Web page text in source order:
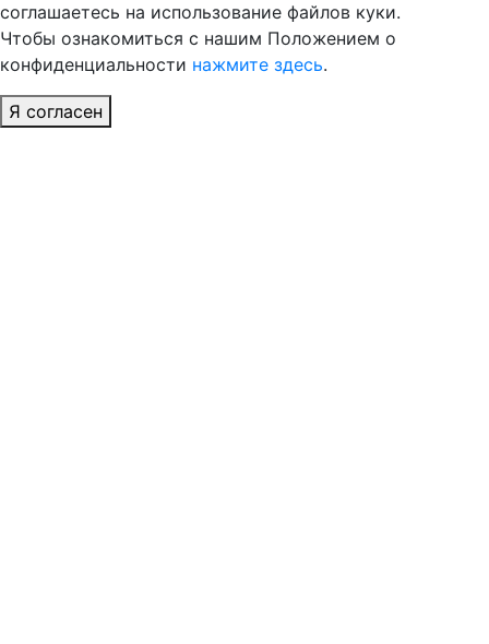
соглашаетесь на использование файлов куки.
Чтобы ознакомиться с нашим Положением о
конфиденциальности нажмите здесь.
Я согласен